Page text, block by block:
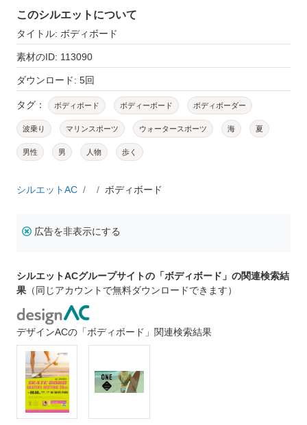
このシルエットについて
タイトル: ボディボード
素材のID: 113090
ダウンロード: 5回
タグ： ボディボード ボディーボード ボディボーダー
波乗り マリンスポーツ ウォータースポーツ 海 夏
男性 男 人物 歩く
シルエットAC ボディボード
広告を非表示にする
シルエットACグループサイトの「ボディボード」の関連検索結
果 （同じアカウントで無料ダウンロードできます）
デザインACの「ボディボード」関連検索結果